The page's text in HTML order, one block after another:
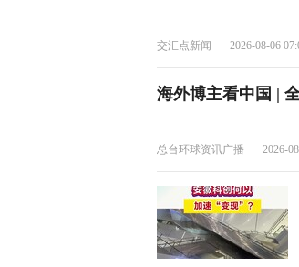
交汇点新闻 2026-08-06
海外博主看中国 |
总台环球资讯广播 2026-